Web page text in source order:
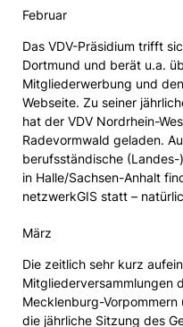
Februar
Das VDV-Präsidium trifft
Dortmund und berät u.a.
Mitgliederwerbung und
Webseite. Zu seiner
hat der VDV Nordrhein-
Radevormwald geladen.
berufsständische
in Halle/Sachsen-Anhalt
netzwerkGIS statt –
März
Die zeitlich sehr kurz
Mitgliederversammlungen
Mecklenburg-
die jährliche Sitzung des